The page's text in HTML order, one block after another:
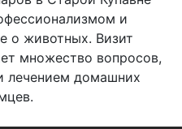
и
о животных. Визит
множество вопросов,
лечением домашних